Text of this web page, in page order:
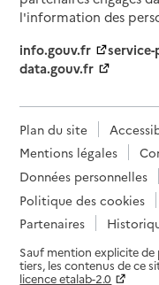
l'information des
info.gouv.fr
data.gouv.fr
Plan du site
Mentions légales
Données personnelles
Politique des cookies
Partenaires
Sauf mention explicite
tiers, les contenus de ce
licence etalab-2.0